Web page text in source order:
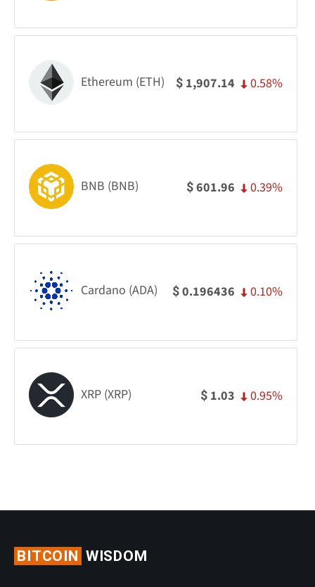
Ethereum (ETH) $ 1,907.14 0.58%
BNB (BNB) $601.96 0.39%
Cardano (ADA) $0.196436 0.10%
XRP (XRP) $ 1.03 0.95%
BITCOIN WISDOM